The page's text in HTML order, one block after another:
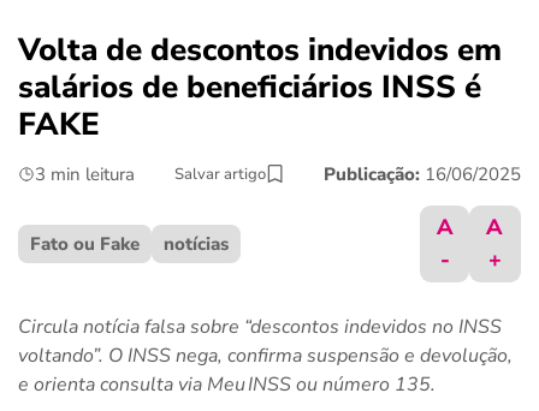
crédito fácil
Volta de descontos indevidos em
salários de beneficiários INSS é
FAKE
3 min leitura Salvar artigo Publicação: 16/06/2025
Fato ou Fake notícias
A
-
A
+
Circula notícia falsa sobre “descontos indevidos no INSS
voltando”. O INSS nega, confirma suspensão e devolução,
e orienta consulta via Meu INSS ou número 135.